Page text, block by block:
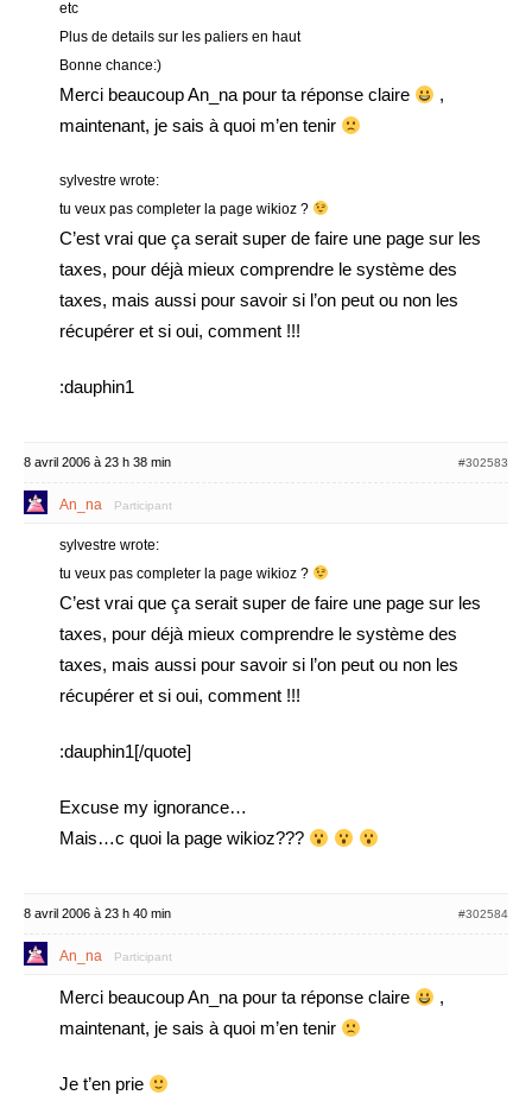
etc
Plus de details sur les paliers en haut
Bonne chance:)
Merci beaucoup An_na pour ta réponse claire
,
maintenant, je sais à quoi m’en tenir
sylvestre wrote:
tu veux pas completer la page wikioz ?
C’est vrai que ça serait super de faire une page sur les
taxes, pour déjà mieux comprendre le système des
taxes, mais aussi pour savoir si l’on peut ou non les
récupérer et si oui, comment !!!
:dauphin1
8 avril 2006 à 23 h 38 min #302583
An_na Participant
sylvestre wrote:
tu veux pas completer la page wikioz ?
C’est vrai que ça serait super de faire une page sur les
taxes, pour déjà mieux comprendre le système des
taxes, mais aussi pour savoir si l’on peut ou non les
récupérer et si oui, comment !!!
:dauphin1[/quote]
Excuse my ignorance…
Mais…c quoi la page wikioz???
8 avril 2006 à 23 h 40 min #302584
An_na Participant
Merci beaucoup An_na pour ta réponse claire
,
maintenant, je sais à quoi m’en tenir
Je t’en prie